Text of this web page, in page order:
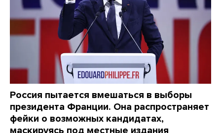
Россия пытается вмешаться в выборы
президента Франции. Она распространяет
фейки о возможных кандидатах,
маскируясь под местные издания